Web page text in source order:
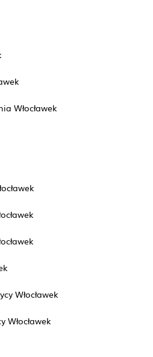
Włocławek
Włocławek
Włocławek